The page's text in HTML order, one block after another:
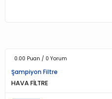
0.00 Puan / 0 Yorum
Şampiyon Filtre
HAVA FİLTRE